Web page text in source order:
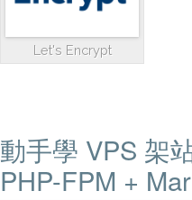
Let's Encrypt
動手學 VPS 架
PHP-FPM +